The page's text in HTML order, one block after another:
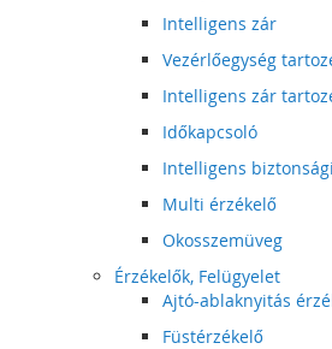
Intelligens zár
Vezérlőegység
Intelligens zár
Időkapcsoló
Intelligens
Multi érzékelő
Okosszemüveg
Érzékelők, Felügyelet
Ajtó-ablaknyitás
Füstérzékelő